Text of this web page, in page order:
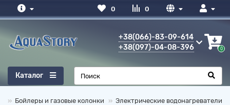
0
0
+38(066)-83-09-614
+38(097)-04-08-396
0
Каталог
Бойлеры и газовые колонки Электрические водонагреватели